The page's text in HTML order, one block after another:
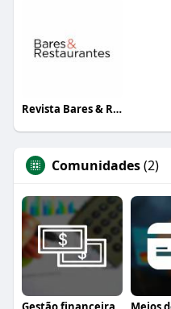
Revista Bares & Restaurantes
Comunidades(2)